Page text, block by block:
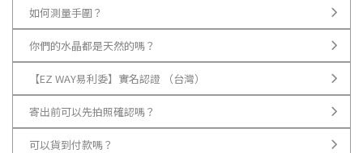
如何測量手圍？
你們的水晶都是天然的嗎？
【EZ WAY易利委】實名認證 （台灣）
寄出前可以先拍照確認嗎？
可以貨到付款嗎？